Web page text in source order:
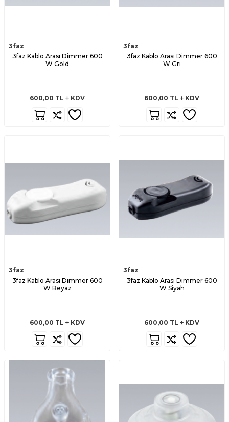
3faz
3faz Kablo Arası Dimmer 600
W Gold
600,00 TL KDV
3faz
3faz Kablo Arası Dimmer 600
W Gri
600,00 TL KDV
3faz
3faz Kablo Arası Dimmer 600
W Beyaz
600,00 TL KDV
3faz
3faz Kablo Arası Dimmer 600
W Siyah
600,00 TL KDV